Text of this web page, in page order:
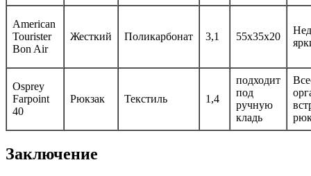
American
Tourister
Bon Air
Жесткий Поликарбонат 3,1 55x35x20
Osprey
Farpoint
40
Рюкзак Текстиль 1,4
подходит
под
ручную
кладь
Заключение